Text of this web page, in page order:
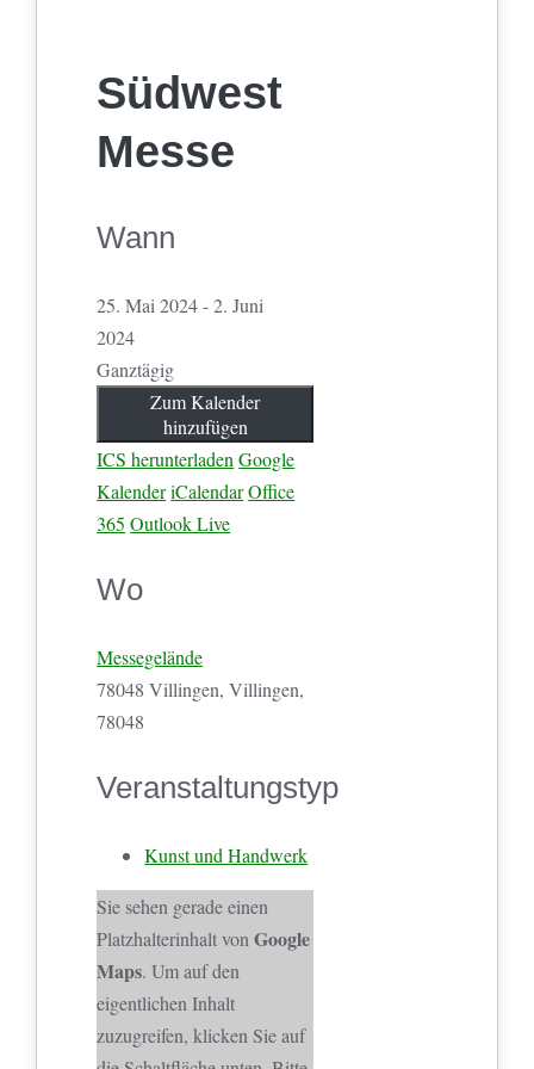
Südwest
Messe
Wann
25. Mai 2024 - 2. Juni
2024
Ganztägig
Zum Kalender
hinzufügen
ICS herunterladen Google
KalenderiCalendarOffice
365 Outlook Live
Wo
Messegelände
78048 Villingen, Villingen,
78048
Veranstaltungstyp
Kunst und Handwerk
Sie sehen gerade einen
Platzhalterinhalt vonGoogle
Maps. Um auf den
eigentlichen Inhalt
zuzugreifen, klicken Sie auf